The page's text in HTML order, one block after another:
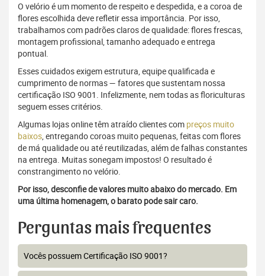
O velório é um momento de respeito e despedida, e a coroa de
flores escolhida deve refletir essa importância. Por isso,
trabalhamos com padrões claros de qualidade: flores frescas,
montagem profissional, tamanho adequado e entrega
pontual.
Esses cuidados exigem estrutura, equipe qualificada e
cumprimento de normas — fatores que sustentam nossa
certificação ISO 9001. Infelizmente, nem todas as floriculturas
seguem esses critérios.
Algumas lojas online têm atraído clientes com preços muito
baixos, entregando coroas muito pequenas, feitas com flores
de má qualidade ou até reutilizadas, além de falhas constantes
na entrega. Muitas sonegam impostos! O resultado é
constrangimento no velório.
Por isso, desconfie de valores muito abaixo do mercado. Em
uma última homenagem, o barato pode sair caro.
Perguntas mais frequentes
Vocês possuem Certificação ISO 9001?